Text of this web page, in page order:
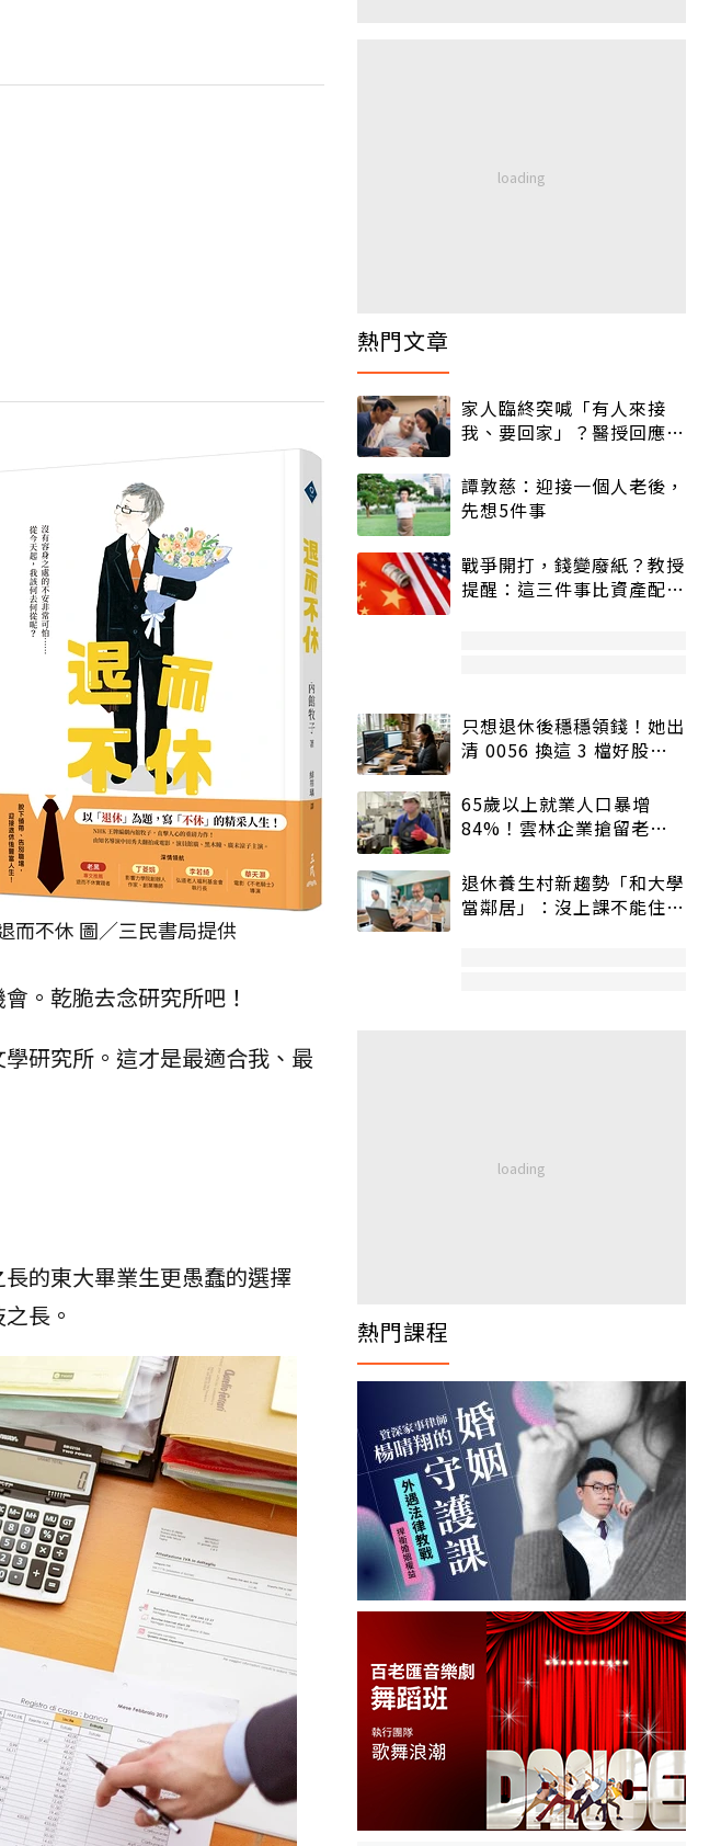
而不休 圖／三民書局提供
。乾脆去念研究所吧！
研究所。這才是最適合我、最
的東大畢業生更愚蠢的選擇
長。
熱門文章
家人臨終突喊「有人來接
我、要回家」？醫授回應方
譚敦慈：迎接一個人老後，
先想5件事
戰爭開打，錢變廢紙？教授
提醒：這三件事比資產配置
只想退休後穩穩領錢！她出
清 0056 換這 3 檔好股：
65歲以上就業人口暴增
84%！雲林企業搶留老員
退休養生村新趨勢「和大學
當鄰居」：沒上課不能住、
熱門課程